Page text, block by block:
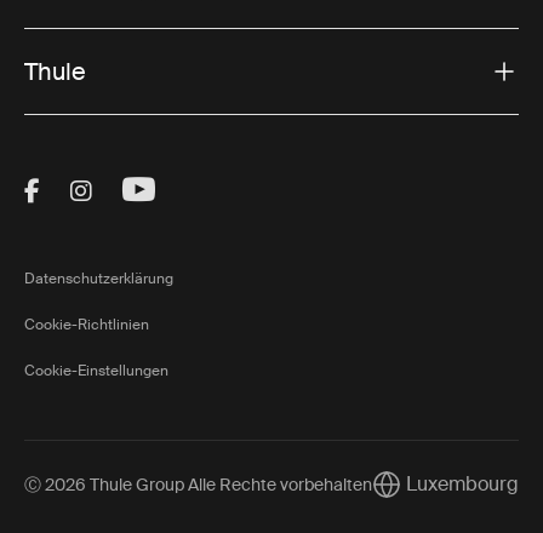
Thule
Visit Thule on Facebook (external link)
Visit Thule on Instagram (external link)
Visit Thule on Youtube (external
Datenschutzerklärung
Cookie-Richtlinien
Cookie-Einstellungen
Ⓒ 2026 Thule Group Alle Rechte vorbehaltenCurrent market/
Luxembourg